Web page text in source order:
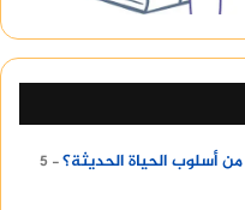
أسلوب الحياة الحديثة؟
5